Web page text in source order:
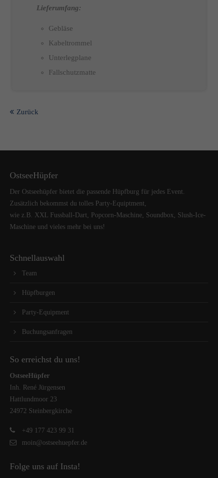
Lieferumfang:
Gebläse
Kabeltrommel
Unterlegplane
Fallschutzmatte
Zurück
OstseeHüpfer
Der Ostseehüpfer bietet die passende Hüpfburg für jedes Event.
Zusätzlich bekommst du tolles Party-Equiptment,
wie z.B. XXL Fussball-Dart, Popcorn-Maschine, Soundbox, Slush-Ice-
Maschine und vieles mehr bei uns!
Schnellauswahl
Team
Hüpfburgen
Party-Equipment
Buchungsanfragen
So erreichst du uns!
OstseeHüpfer
Inh. René Jürgensen
Hattlundmoor 23
24972 Steinbergkirche
+49 177 423 99 31
moin@ostseehuepfer.de
Folge uns auf Insta!